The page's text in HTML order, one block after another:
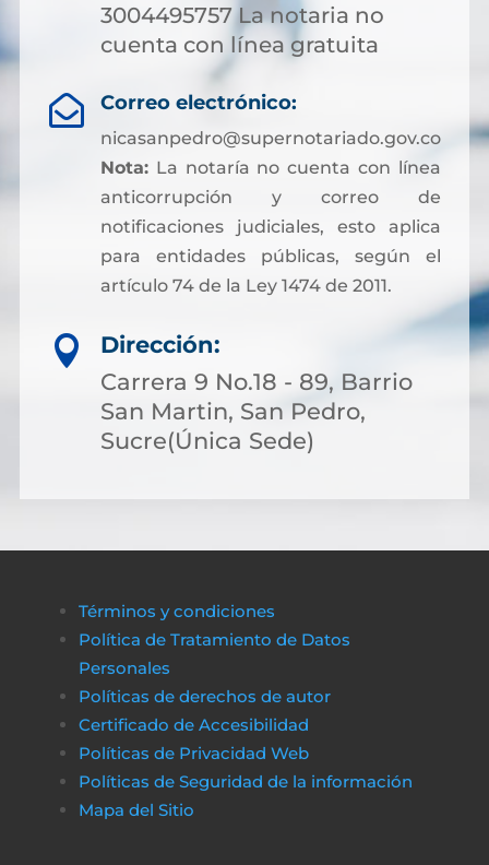
3004495757 La notaria no
cuenta con línea gratuita
 Correo electrónico:
nicasanpedro@supernotariado.gov.co
Nota:La notaría no cuenta con línea
anticorrupción y correo de
notificaciones judiciales, esto aplica
para entidades públicas, según el
artículo 74 de la Ley 1474 de 2011.

Dirección:
Carrera 9 No.18 - 89, Barrio
San Martin, San Pedro,
Sucre(Única Sede)
Términos y condiciones
Política de Tratamiento de Datos
Personales
Políticas de derechos de autor
Certificado de Accesibilidad
Políticas de Privacidad Web
Políticas de Seguridad de la información
Mapa del Sitio